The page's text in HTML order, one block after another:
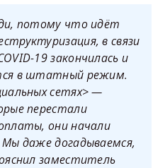
потому что идёт
в связи
19 закончилась и
в штатный режим.
сетях> —
перестали
они начали
даже догадываемся,
заместитель